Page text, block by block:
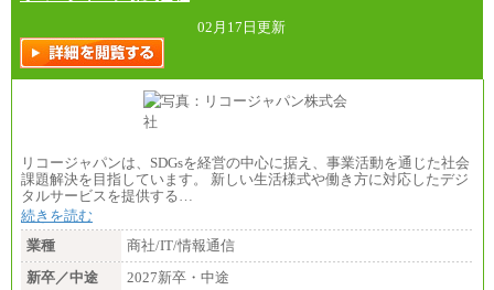
02月17日更新
リコージャパンは、SDGsを経営の中心に据え、事業活動を通じた社会
課題解決を目指しています。 新しい生活様式や働き方に対応したデジ
タルサービスを提供する…
続きを読む
業種
商社/IT/情報通信
新卒／中途
2027新卒・中途